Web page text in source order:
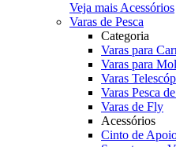
Veja mais Acessórios
Varas de Pesca
Categoria
Varas para
Varas para
Varas
Varas Pesca
Varas de Fly
Acessórios
Cinto de